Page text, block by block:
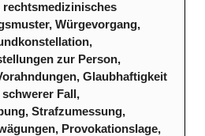
rechtsmedizinisches
Würgevorgang,
zur Person,
Glaubhaftigkeit
Fall,
Strafzumessung,
Provokationslage,